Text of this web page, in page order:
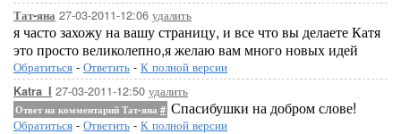
Тат-яна 27-03-2011-12:06 удалить
я часто захожу на вашу страницу, и все что вы делаете Катя
это просто великолепно,я желаю вам много новых идей
Обратиться - Ответить - К полной версии
Katra_I 27-03-2011-12:50 удалить
Ответ на комментарий Тат-яна # Спасибушки на добром слове!
Обратиться - Ответить - К полной версии